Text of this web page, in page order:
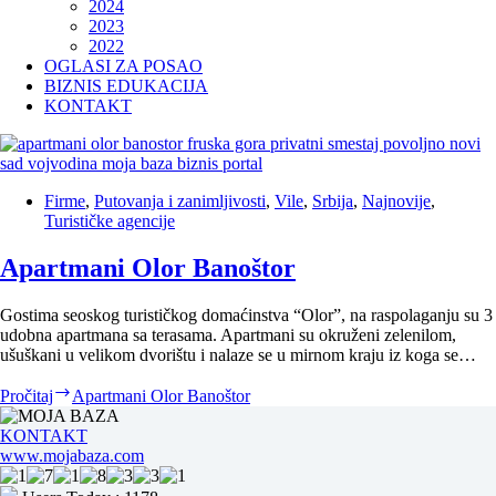
2024
2023
2022
OGLASI ZA POSAO
BIZNIS EDUKACIJA
KONTAKT
Firme, Putovanja i zanimljivosti, Vile, Srbija, Najnovije,
Turističke agencije
Apartmani Olor Banoštor
Gostima seoskog turističkog domaćinstva “Olor”, na raspolaganju su 3
udobna apartmana sa terasama. Apartmani su okruženi zelenilom,
ušuškani u velikom dvorištu i nalaze se u mirnom kraju iz koga se…
Pročitaj Apartmani Olor Banoštor
KONTAKT
www.mojabaza.com